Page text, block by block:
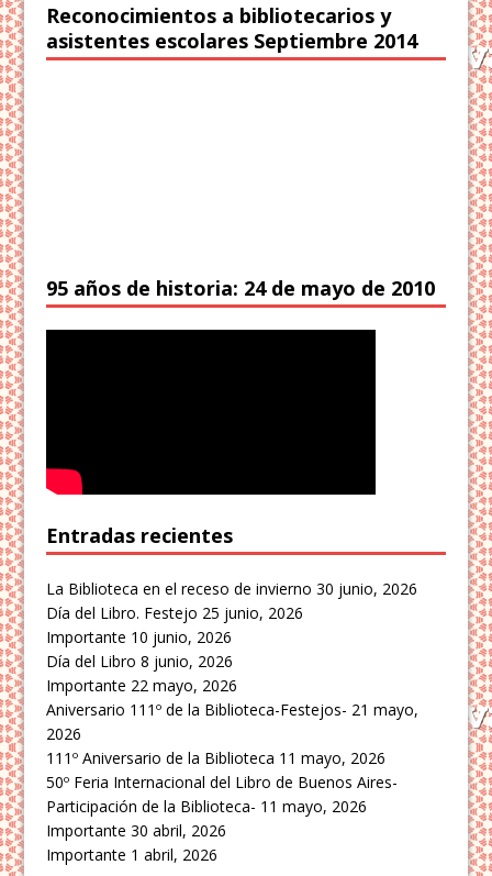
Reconocimientos a bibliotecarios y
asistentes escolares Septiembre 2014
95 años de historia: 24 de mayo de 2010
Entradas recientes
La Biblioteca en el receso de invierno 30 junio, 2026
Día del Libro. Festejo 25 junio, 2026
Importante 10 junio, 2026
Día del Libro 8 junio, 2026
Importante 22 mayo, 2026
Aniversario 111º de la Biblioteca-Festejos- 21 mayo,
2026
111º Aniversario de la Biblioteca 11 mayo, 2026
50º Feria Internacional del Libro de Buenos Aires-
Participación de la Biblioteca- 11 mayo, 2026
Importante 30 abril, 2026
Importante 1 abril, 2026